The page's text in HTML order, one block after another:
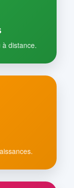
distance.